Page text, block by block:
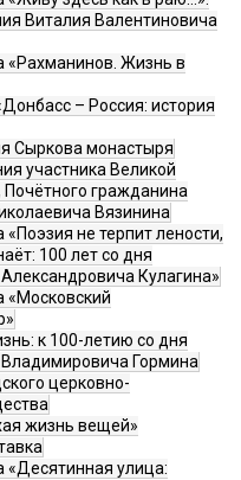
Виталия Валентиновича
«Рахманинов. Жизнь в
– Россия: история
Сыркова монастыря
участника Великой
гражданина
Вязинина
не терпит лености,
100 лет со дня
Кулагина»
«Московский
к 100-летию со дня
Гормина
церковно-
жизнь вещей»
«Десятинная улица: